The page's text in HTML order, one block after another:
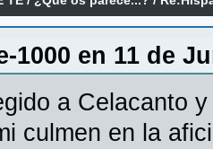
1000 en 11 de
a Celacanto
culmen en la